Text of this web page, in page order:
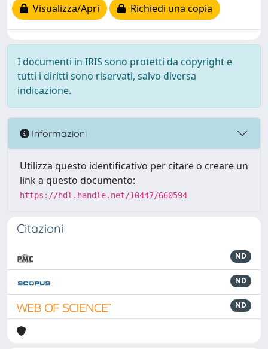
Visualizza/Apri
Richiedi una copia
I documenti in IRIS sono protetti da copyright e
tutti i diritti sono riservati, salvo diversa
indicazione.
Informazioni
Utilizza questo identificativo per citare o creare un
link a questo documento:
https://hdl.handle.net/10447/660594
Citazioni
ND
ND
ND